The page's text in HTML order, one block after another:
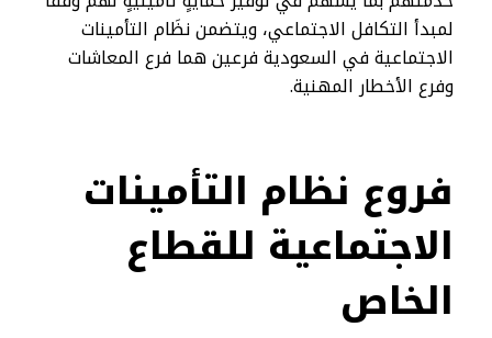
لمبدأ التكافل الاجتماعي، ويتضمن نظَام التأمينات
الاجتماعية في السعودية فرعين هما فرع المعاشات
وفرع الأخطار المهنية.
فروع نظام التأمينات
الاجتماعية للقطاع
الخاص